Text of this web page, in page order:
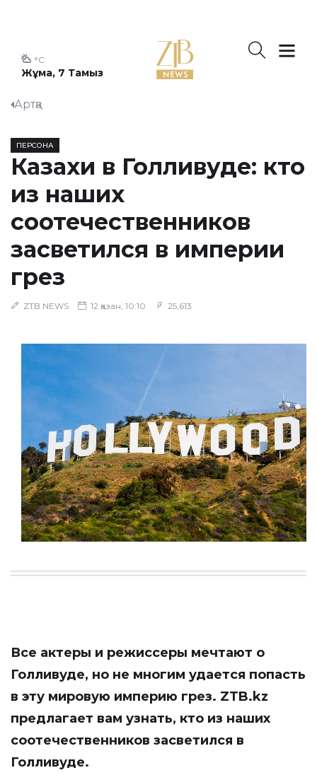
Жұма, 7 Тамыз
°C
Артқа
ПЕРСОНА
Казахи в Голливуде: кто
из наших
соотечественников
засветился в империи
грез
ZTB NEWS 12 қазан, 10:10 25,613
Все актеры и режиссеры мечтают о
Голливуде, но не многим удается попасть
в эту мировую империю грез. ZTB.kz
предлагает вам узнать, кто из наших
соотечественников засветился в
Голливуде.